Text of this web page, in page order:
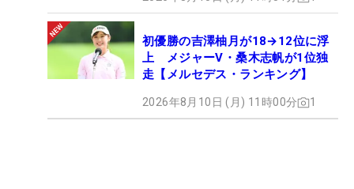
初優勝の吉澤柚月が18→12位に浮
上 メジャーV・桑木志帆が1位独
走【メルセデス・ランキング】
2026年8月10日 (月) 11時00分 1